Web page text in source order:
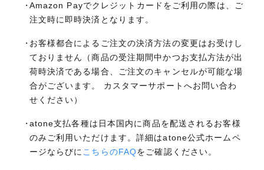
Amazon Payでクレジットカードをご利用の際は、ご
注文時に即時決済となります。
お客様都合によるご注文の決済方法の変更はお受けし
ておりません（商品の受注期間中かつお支払方法が出
荷時決済である場合、ご注文のキャンセルが可能な場
合がございます。 カスタマーサポートへお問い合わ
せください）
atone支払各種は日本国内に商品を配送されるお客様
のみご利用いただけます。詳細はatone公式ホームペ
ージならびに こちらのFAQをご確認ください。